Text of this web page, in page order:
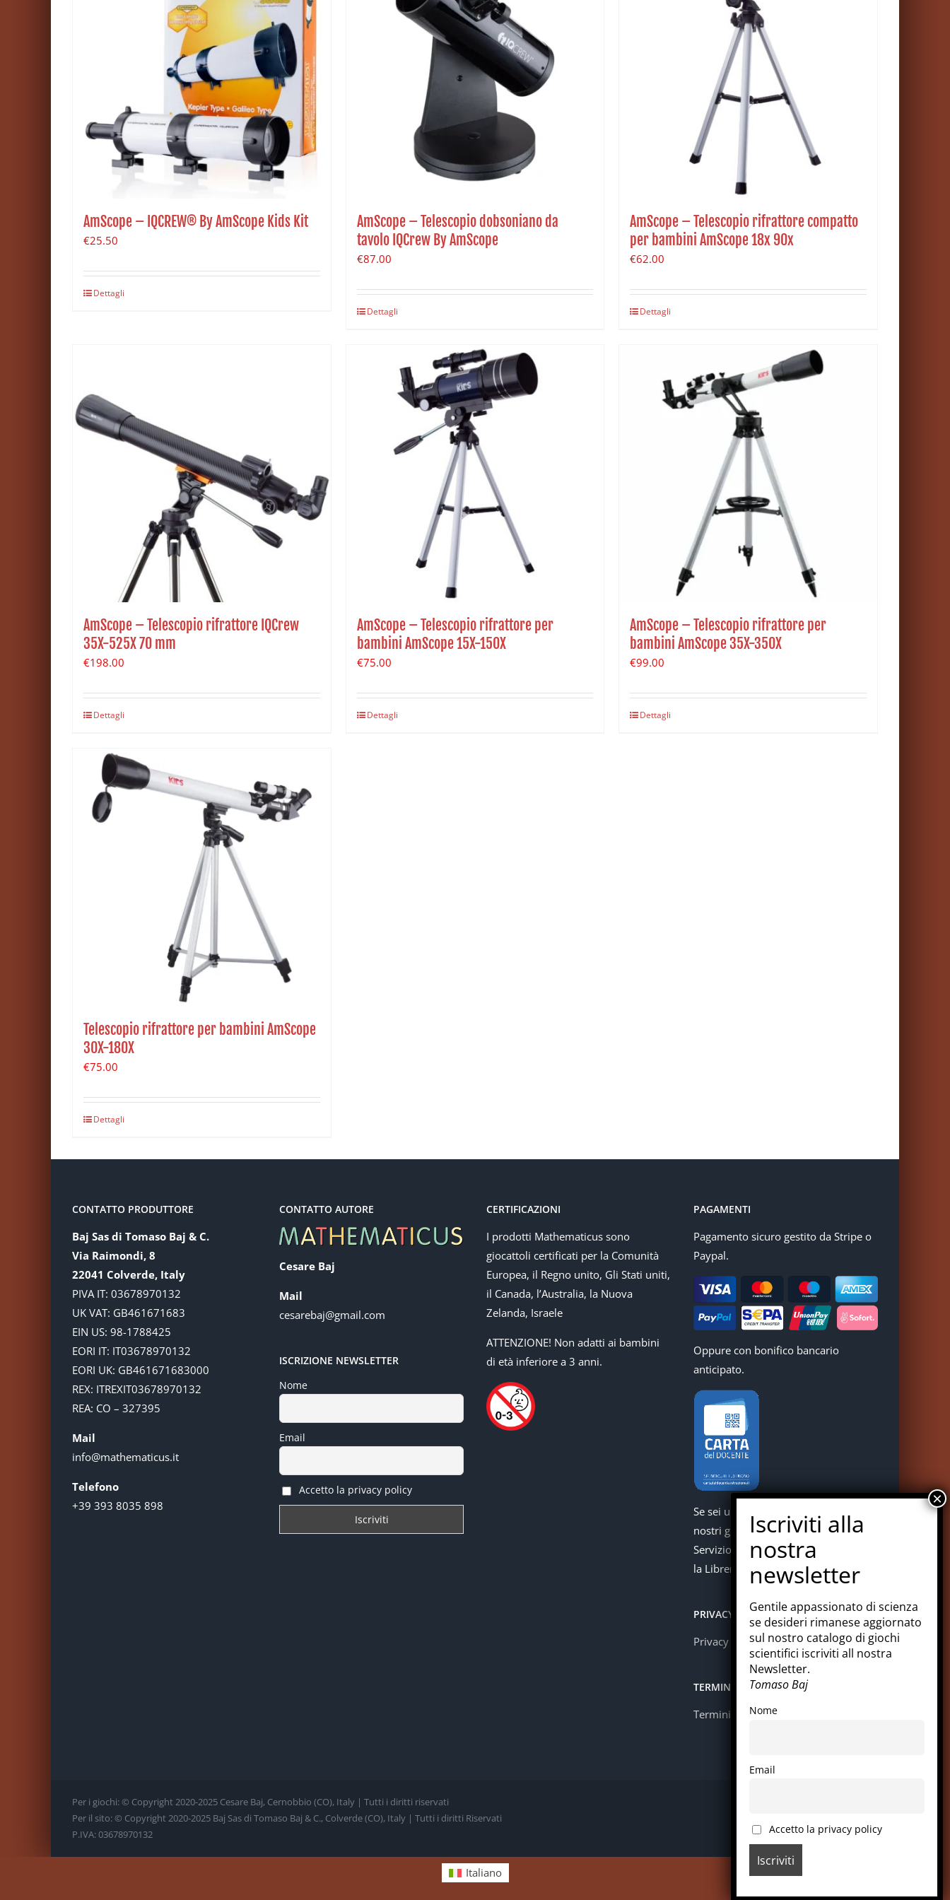
AmScope – IQCREW® By AmScope Kids Kit
€25.50
Dettagli
AmScope – Telescopio dobsoniano da
tavolo IQCrew By AmScope
€87.00
Dettagli
AmScope – Telescopio rifrattore compatto
per bambini AmScope 18x 90x
€62.00
Dettagli
AmScope – Telescopio rifrattore IQCrew
35X-525X 70 mm
€198.00
Dettagli
AmScope – Telescopio rifrattore per
bambini AmScope 15X-150X
€75.00
Dettagli
AmScope – Telescopio rifrattore per
bambini AmScope 35X-350X
€99.00
Dettagli
Telescopio rifrattore per bambini AmScope
30X-180X
€75.00
Dettagli
CONTATTO PRODUTTORE
Baj Sas di Tomaso Baj & C.
Via Raimondi, 8
22041 Colverde, Italy
PIVA IT: 03678970132
UK VAT: GB461671683
EIN US: 98-1788425
EORI IT: IT03678970132
EORI UK: GB461671683000
REX: ITREXIT03678970132
REA: CO – 327395
Mail
info@mathematicus.it
Telefono
+39 393 8035 898
CONTATTO AUTORE
Cesare Baj
Mail
cesarebaj@gmail.com
ISCRIZIONE NEWSLETTER
Nome
Email
Accetto la privacy policy
CERTIFICAZIONI
I prodotti Mathematicus sono
giocattoli certificati per la Comunità
Europea, il Regno unito, Gli Stati uniti,
il Canada, l’Australia, la Nuova
Zelanda, Israele
ATTENZIONE! Non adatti ai bambini
di età inferiore a 3 anni.
PAGAMENTI
Pagamento sicuro gestito da Stripe o
Paypal.
Oppure con bonifico bancario
anticipato.
Se sei un docente puoi acquistare i
nostri giochi con la carta del docente.
Servizio offerto in collaborazione con
la Libreria Colosi di Messina.
PRIVACY
Privacy policy
TERMINI E CONDIZIONI
Termini e condizioni
Per i giochi: © Copyright 2020-2025 Cesare Baj, Cernobbio (CO), Italy | Tutti i diritti riservati
Per il sito: © Copyright 2020-2025 Baj Sas di Tomaso Baj & C., Colverde (CO), Italy | Tutti i diritti Riservati
P.IVA: 03678970132
Gentile appassionato di scienza
se desideri rimanese aggiornato
sul nostro catalogo di giochi
scientifici iscriviti all nostra
Newsletter.
Tomaso Baj
Nome
Email
Accetto la privacy policy
Italiano